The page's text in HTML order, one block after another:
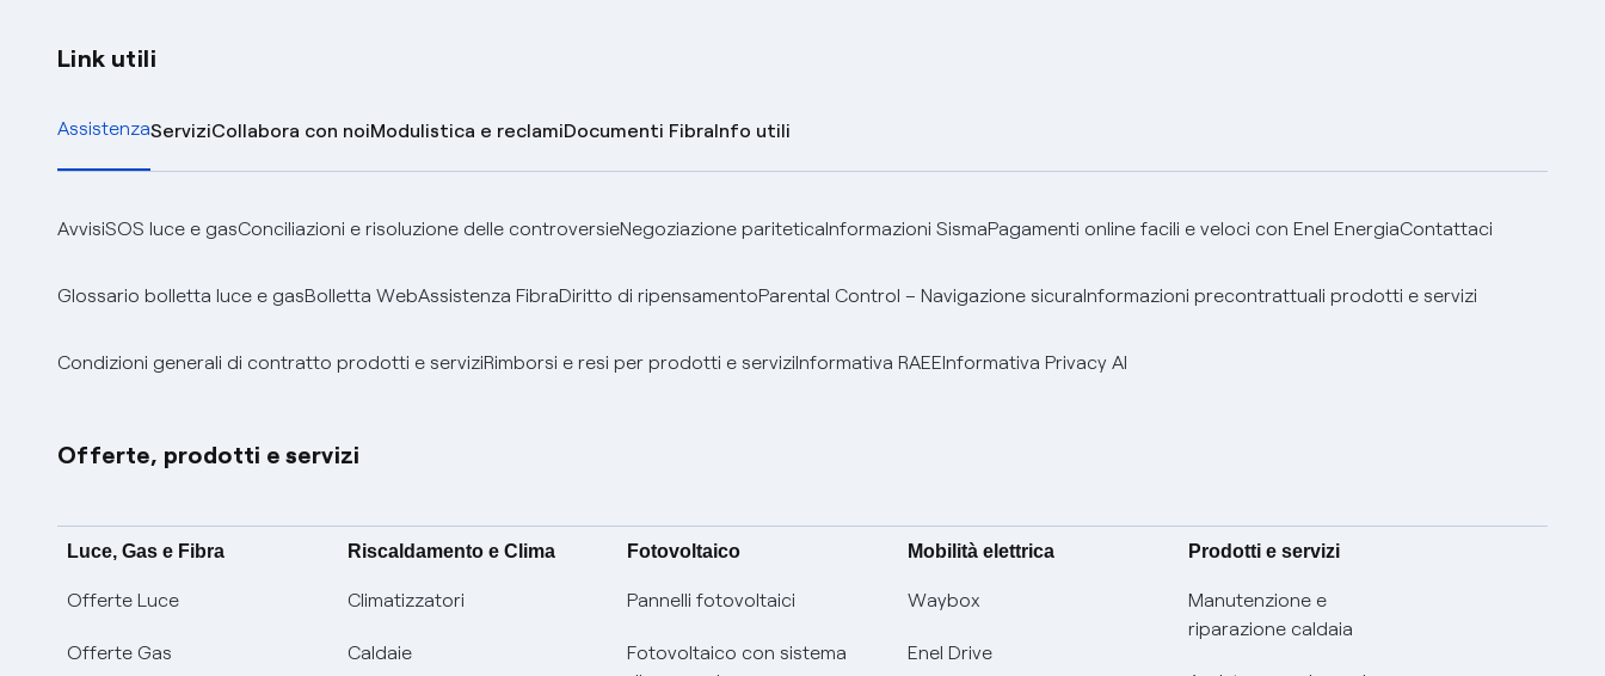
Link utili
AssistenzaServiziCollabora con noiModulistica e reclamiDocumenti FibraInfo utili
AvvisiSOS luce e gasConciliazioni e risoluzione delle controversieNegoziazione pariteticaInformazioni SismaPagamenti online facili e veloci con Enel EnergiaContattaci
Glossario bolletta luce e gasBolletta WebAssistenza FibraDiritto di ripensamentoParental Control – Navigazione sicuraInformazioni precontrattuali prodotti e servizi
Condizioni generali di contratto prodotti e serviziRimborsi e resi per prodotti e serviziInformativa RAEEInformativa Privacy AI
Offerte, prodotti e servizi
Luce, Gas e Fibra
Offerte Luce
Offerte Gas
Riscaldamento e Clima
Climatizzatori
Caldaie
Fotovoltaico
Pannelli fotovoltaici
Fotovoltaico con sistema
Mobilità elettrica
Waybox
Enel Drive
Prodotti e servizi
Manutenzione e
riparazione caldaia